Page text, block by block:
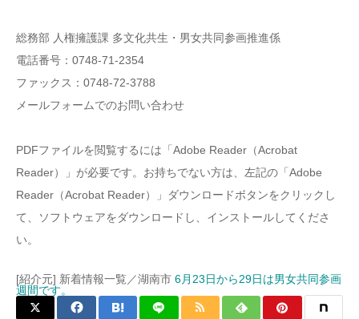
総務部 人権擁護課 多文化共生・男女共同参画推進係
電話番号：0748-71-2354
ファックス：0748-72-3788
メールフォームでのお問い合わせ
PDFファイルを閲覧するには「Adobe Reader（Acrobat
Reader）」が必要です。お持ちでない方は、左記の「Adobe
Reader（Acrobat Reader）」ダウンロードボタンをクリックし
て、ソフトウェアをダウンロードし、インストールしてくださ
い。
[紹介元] 新着情報一覧／湖南市 6月23日から29日は男女共同参画
週間です。